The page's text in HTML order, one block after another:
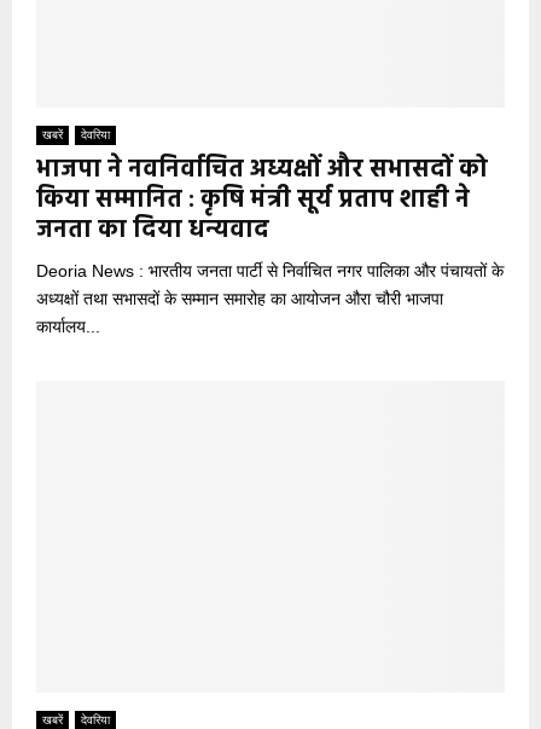
खबरें देवरिया
भाजपा ने नवनिर्वाचित अध्यक्षों और सभासदों को
किया सम्मानित : कृषि मंत्री सूर्य प्रताप शाही ने
जनता का दिया धन्यवाद
Deoria News : भारतीय जनता पार्टी से निर्वाचित नगर पालिका और पंचायतों के
अध्यक्षों तथा सभासदों के सम्मान समारोह का आयोजन औरा चौरी भाजपा
कार्यालय...
खबरें देवरिया